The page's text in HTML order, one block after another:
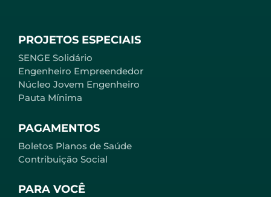
PARA VOCÊ
PROJETOS ESPECIAIS
SENGE Solidário
Engenheiro Empreendedor
Núcleo Jovem Engenheiro
Pauta Mínima
PAGAMENTOS
Boletos Planos de Saúde
Contribuição Social